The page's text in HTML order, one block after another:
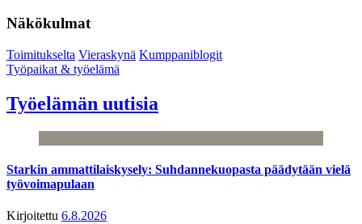
Näkökulmat
Toimitukselta Vieraskynä Kumppaniblogit
Työpaikat & työelämä
Työelämän uutisia
Starkin ammattilaiskysely: Suhdannekuopasta päädytään vielä
työvoimapulaan
Kirjoitettu 6.8.2026